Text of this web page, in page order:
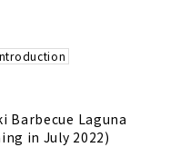
Barbecue Laguna
in July 2022)